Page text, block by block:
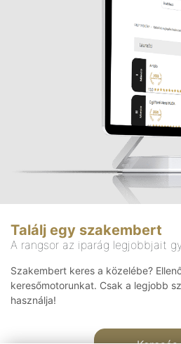
Találj egy szakembert
A rangsor az iparág legjobbjait
Szakembert keres a közelébe?
keresőmotorunkat. Csak a legjobb
használja!